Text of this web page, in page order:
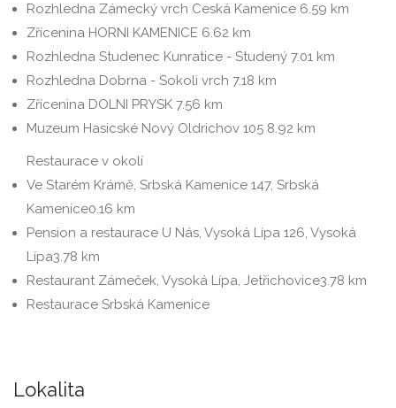
Rozhledna Zámecký vrch Ceská Kamenice 6.59 km
Zřícenina HORNI KAMENICE 6.62 km
Rozhledna Studenec Kunratice - Studený 7.01 km
Rozhledna Dobrna - Sokoli vrch 7.18 km
Zřícenina DOLNI PRYSK 7.56 km
Muzeum Hasicské Nový Oldrichov 105 8.92 km
Restaurace v okolí
Ve Starém Krámě, Srbská Kamenice 147, Srbská
Kamenice0.16 km
Pension a restaurace U Nás, Vysoká Lípa 126, Vysoká
Lípa3.78 km
Restaurant Zámeček, Vysoká Lípa, Jetřichovice3.78 km
Restaurace Srbská Kamenice
Lokalita